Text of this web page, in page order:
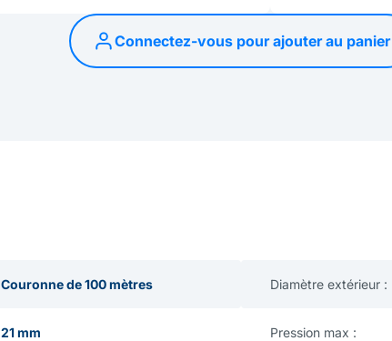
Connectez-vous pour ajouter au panier
Couronne de 100 mètres Diamètre extérieur :
21 mm Pression max :